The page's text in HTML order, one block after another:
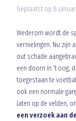
Geplaatst op 8 januari
Wederom wordt de
vernielingen. Nu zijn
out schade
een doorn in ’t oog,
toegestaan te
ook een normale
laten op de velden,
een verzoek aan